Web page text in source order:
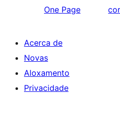
One Page
Acerca de
Novas
Aloxamento
Privacidade